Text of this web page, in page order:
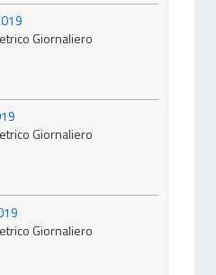
Giornaliero
Giornaliero
Giornaliero